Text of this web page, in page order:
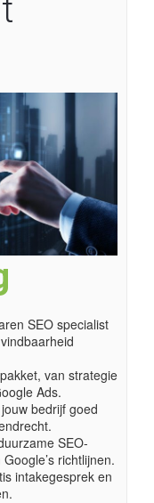
SEO specialist
van strategie
Ads.
bedrijf goed
SEO-
richtlijnen.
intakegesprek en